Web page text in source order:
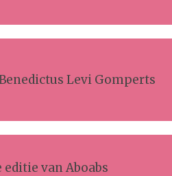
Levi Gomperts
editie van Aboabs